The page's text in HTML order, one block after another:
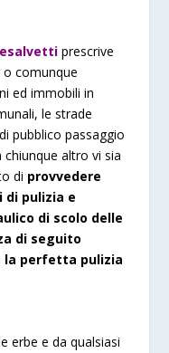
prescrive
o comunque
ed immobili in
le strade
pubblico passaggio
altro vi sia
di provvedere
pulizia e
di scolo delle
di seguito
la perfetta pulizia
erbe e da qualsiasi